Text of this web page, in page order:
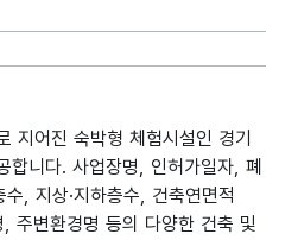
지어진 숙박형 체험시설인 경기
합니다. 사업장명, 인허가일자, 폐
, 지상·지하층수, 건축연면적
주변환경명 등의 다양한 건축 및